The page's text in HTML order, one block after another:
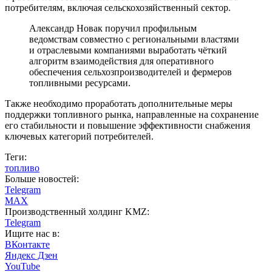
потребителям, включая сельскохозяйственный сектор.
Александр Новак поручил профильным
ведомствам совместно с региональными властями
и отраслевыми компаниями выработать чёткий
алгоритм взаимодействия для оперативного
обеспечения сельхозпроизводителей и фермеров
топливными ресурсами.
Также необходимо проработать дополнительные меры
поддержки топливного рынка, направленные на сохранение
его стабильности и повышение эффективности снабжения
ключевых категорий потребителей.
Теги:
топливо
Больше новостей:
Telegram
MAX
Производственный холдинг KMZ:
Telegram
Ищите нас в:
ВКонтакте
Яндекс Дзен
YouTube